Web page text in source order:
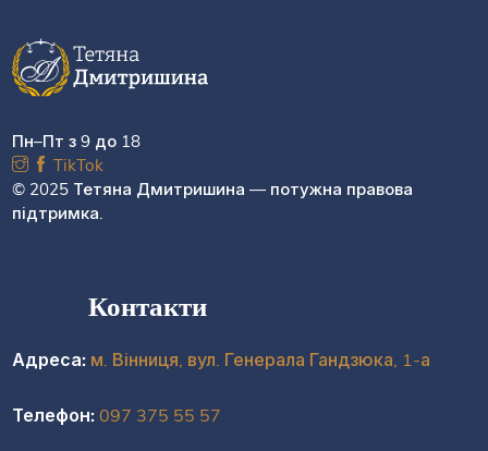
Пн–Пт з 9 до 18
TikTok
© 2025 Тетяна Дмитришина — потужна правова
підтримка.
Контакти
Адреса: м. Вінниця, вул. Генерала Гандзюка, 1-а
Телефон: 097 375 55 57